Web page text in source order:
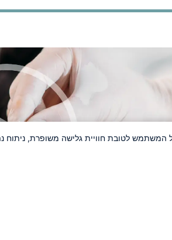
המשתמש לטובת חוויית גלישה משופרת,